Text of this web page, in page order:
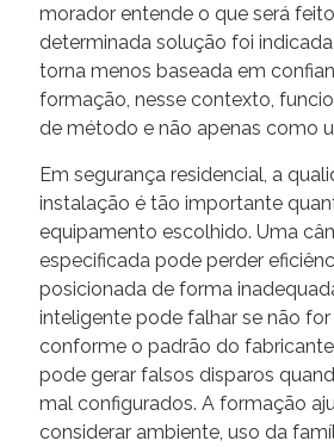
morador entende o que será
determinada solução foi
torna menos baseada em
formação, nesse contexto,
de método e não apenas como
Em segurança residencial, a
instalação é tão importante
equipamento escolhido. Uma
especificada pode perder
posicionada de forma
inteligente pode falhar se não
conforme o padrão do
pode gerar falsos disparos
mal configurados. A formação
considerar ambiente, uso da